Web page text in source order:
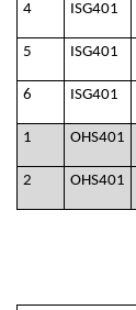
4 ISG401
5 ISG401
6 ISG401
1 OHS401
2 OHS401